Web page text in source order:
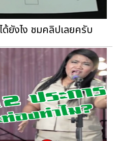
ด้ยังไง ชมคลิปเลยครับ